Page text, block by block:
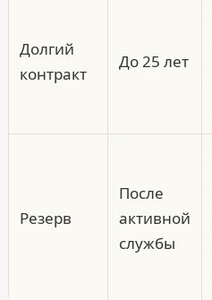
Долгий
контракт
До 25 лет
Резерв
После
активной
службы